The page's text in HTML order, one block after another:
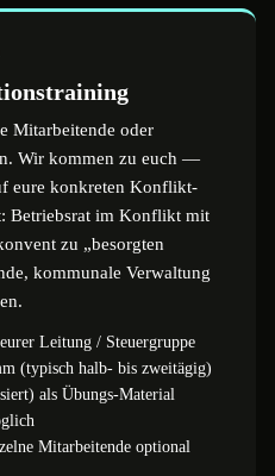
Mitarbeitende oder
Wir kommen zu euch —
eure konkreten Konflikt-
Betriebsrat im Konflikt mit
zu „besorgten
kommunale Verwaltung
Leitung / Steuergruppe
(typisch halb- bis zweitägig)
als Übungs-Material
Mitarbeitende optional